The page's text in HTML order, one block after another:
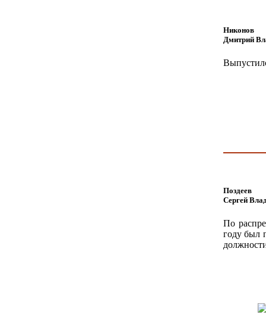
Никонов
Дмитрий
Поздеев
Сергей
По
году был